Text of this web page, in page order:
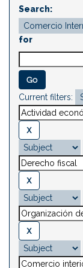
Search:
for
Current filters: